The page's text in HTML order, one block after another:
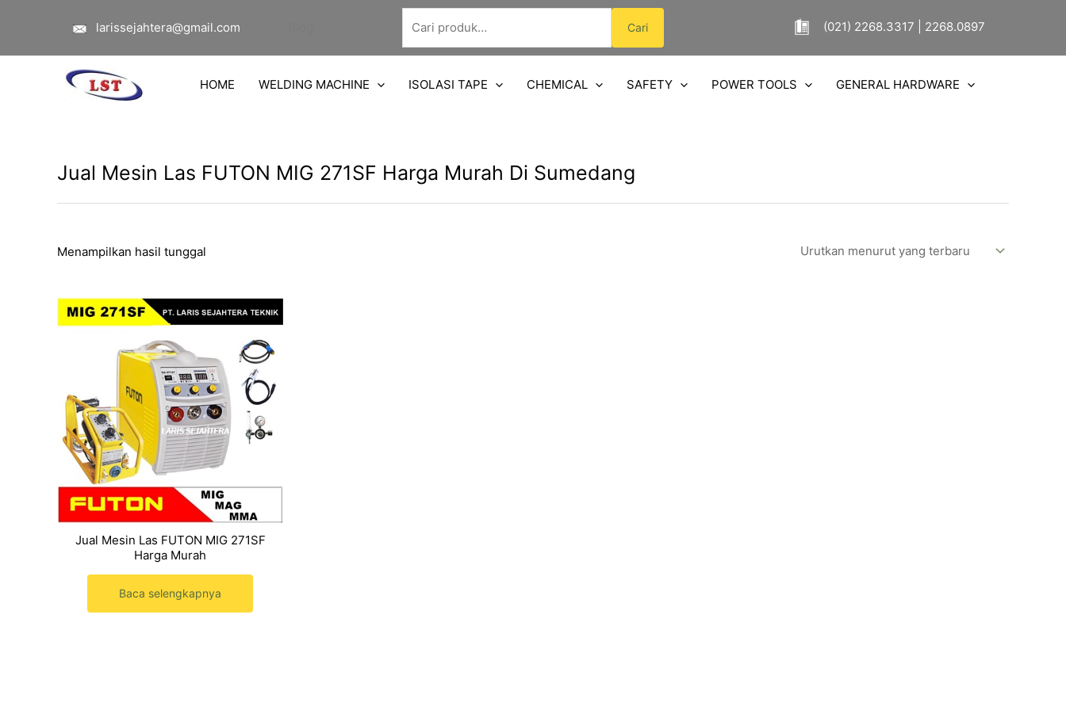
larissejahtera@gmail.com
Pencarian
untuk:
Cari (021) 2268.3317 | 2268.0897
HOME WELDING MACHINE ISOLASI TAPE CHEMICAL SAFETY POWER TOOLS GENERAL HARDWARE
Jual Mesin Las FUTON MIG 271SF Harga Murah Di Sumedang
Menampilkan hasil tunggal
Jual Mesin Las FUTON MIG 271SF
Harga Murah
Baca selengkapnya